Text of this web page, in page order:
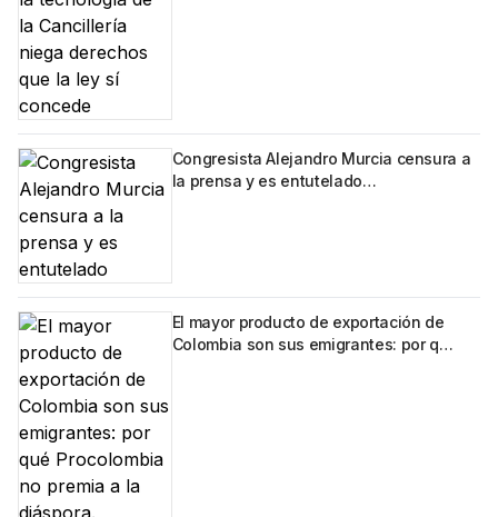
Congresista Alejandro Murcia censura a
la prensa y es entutelado…
El mayor producto de exportación de
Colombia son sus emigrantes: por q…